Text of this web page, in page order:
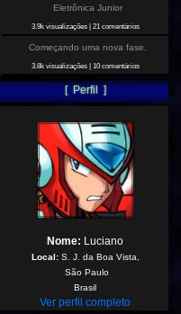
Eletrônica Junior
3.9k visualizações| 21 comentários
Começando uma nova fase.
3.8k visualizações| 10 comentários
[ Perfil ]
Nome: Luciano
Local:S. J. da Boa Vista,
São Paulo
Brasil
Ver perfil completo